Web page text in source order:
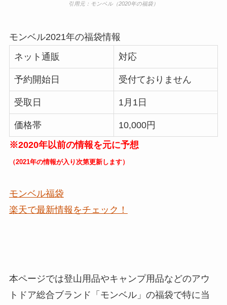
引用元：モンベル（2020年の福袋）
モンベル2021年の福袋情報
ネット通販
対応
予約開始日 受付ておりません
受取日 1月1日
価格帯
10,000円
※2020年以前の情報を元に予想
（2021年の情報が入り次第更新します）
モンベル福袋
楽天で最新情報をチェック！
本ページでは登山用品やキャンプ用品などのアウ
トドア総合ブランド 「モンベル」の福袋で特に当